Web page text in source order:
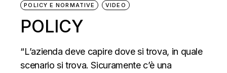
POLICY E NORMATIVE
VIDEO
POLICY
“L’azienda deve capire dove si trova, in quale
scenario si trova. Sicuramente c’è una